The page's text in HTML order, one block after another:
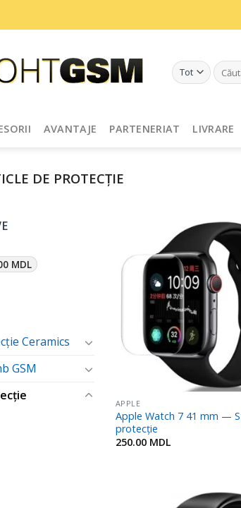
Caută
după:
AVANTAJE PARTENERIAT LIVRARE
DE PROTECȚIE
MDL
Ceramics
GSM
APPLE
Apple Watch 7 41 mm —
protecție
250.00 MDL